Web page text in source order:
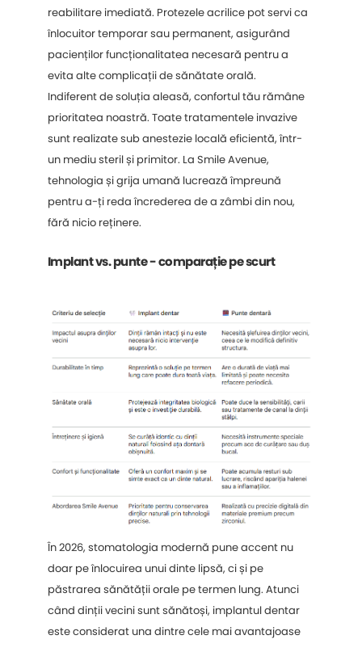
reabilitare imediată. Protezele acrilice pot servi ca
înlocuitor temporar sau permanent, asigurând
pacienților funcționalitatea necesară pentru a
evita alte complicații de sănătate orală.
Indiferent de soluția aleasă, confortul tău rămâne
prioritatea noastră. Toate tratamentele invazive
sunt realizate sub anestezie locală eficientă, într-
un mediu steril și primitor. La Smile Avenue,
tehnologia și grija umană lucrează împreună
pentru a-ți reda încrederea de a zâmbi din nou,
fără nicio reținere.
Implant vs. punte - comparație pe scurt
În 2026, stomatologia modernă pune accent nu
doar pe înlocuirea unui dinte lipsă, ci și pe
păstrarea sănătății orale pe termen lung. Atunci
când dinții vecini sunt sănătoși, implantul dentar
este considerat una dintre cele mai avantajoase